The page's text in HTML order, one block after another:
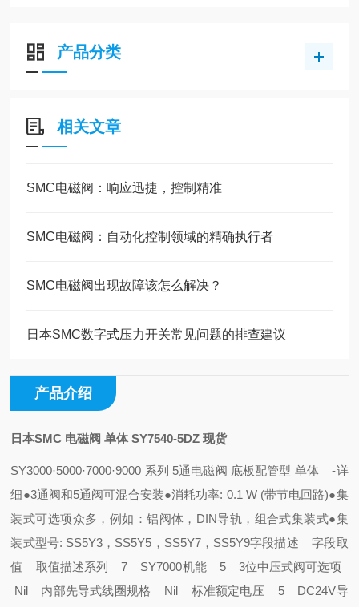
产品分类
相关文章
SMC电磁阀：响应迅捷，控制精准
SMC电磁阀：自动化控制领域的精确执行者
SMC电磁阀出现故障该怎么解决？
日本SMC数字式压力开关常见问题的排查建议
产品介绍
日本SMC 电磁阀 单体 SY7540-5DZ 现货
SY3000·5000·7000·9000 系列 5通电磁阀 底板配管型 单体-详
细●3通阀和5通阀可混合安装●消耗功率: 0.1 W (带节电回路)●集
装式可选项众多，例如：铝阀体，DIN导轨，组合式集装式●集
装式型号: SS5Y3，SS5Y5，SS5Y7，SS5Y9字段描述 字段取
值 取值描述系列 7 SY7000机能 5 3位中压式阀可选项
Nil 内部先导式线圈规格 Nil 标准额定电压 5 DC24V导